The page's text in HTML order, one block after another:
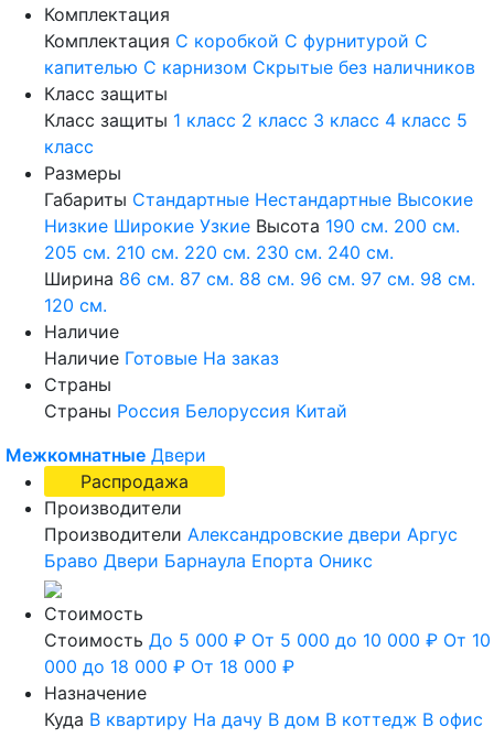
Комплектация
Комплектация С коробкой С фурнитурой С
капителью С карнизом Скрытые без наличников
Класс защиты
Класс защиты 1 класс 2 класс 3 класс 4 класс 5
класс
Размеры
Габариты Стандартные Нестандартные Высокие
Низкие Широкие Узкие Высота 190 см. 200 см.
205 см. 210 см. 220 см. 230 см. 240 см.
Ширина 86 см. 87 см. 88 см. 96 см. 97 см. 98 см.
120 см.
Наличие
Наличие Готовые На заказ
Страны
Страны Россия Белоруссия Китай
Межкомнатные Двери
Распродажа
Производители
Производители Александровские двери Аргус
Браво Двери Барнаула Епорта Оникс
Стоимость
Стоимость До 5 000 ₽ От 5 000 до 10 000 ₽ От 10
000 до 18 000 ₽ От 18 000 ₽
Назначение
Куда В квартиру На дачу В дом В коттедж В офис